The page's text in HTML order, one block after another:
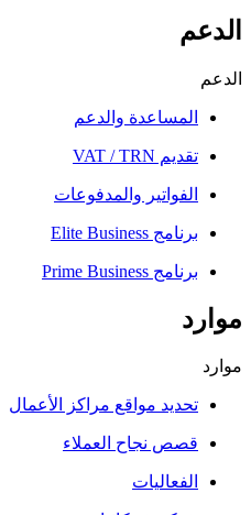
الدعم
الدعم
المساعدة والدعم
تقديم VAT / TRN
الفواتير والمدفوعات
برنامج Elite Business
برنامج Prime Business
موارد
موارد
تحديد مواقع مراكز الأعمال
قصص نجاح العملاء
الفعاليات